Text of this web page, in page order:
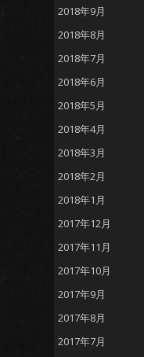
2018年9月
2018年8月
2018年7月
2018年6月
2018年5月
2018年4月
2018年3月
2018年2月
2018年1月
2017年12月
2017年11月
2017年10月
2017年9月
2017年8月
2017年7月